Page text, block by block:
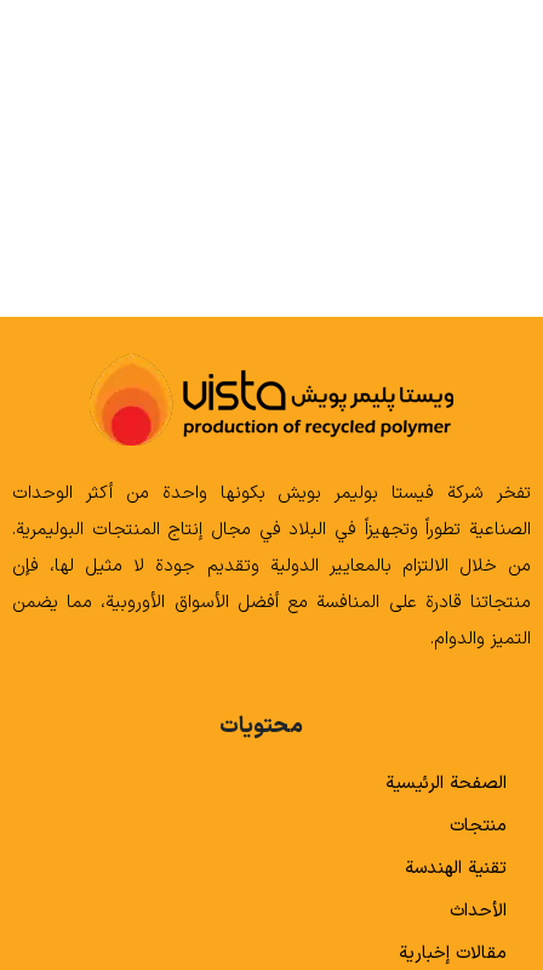
تفخر شركة فيستا بوليمر بويش بكونها واحدة من أكثر الوحدات
الصناعية تطوراً وتجهيزاً في البلاد في مجال إنتاج المنتجات البوليمرية.
من خلال الالتزام بالمعايير الدولية وتقديم جودة لا مثيل لها، فإن
منتجاتنا قادرة على المنافسة مع أفضل الأسواق الأوروبية، مما يضمن
التميز والدوام.
محتويات
الصفحة الرئيسية
منتجات
تقنية الهندسة
الأحداث
مقالات إخبارية